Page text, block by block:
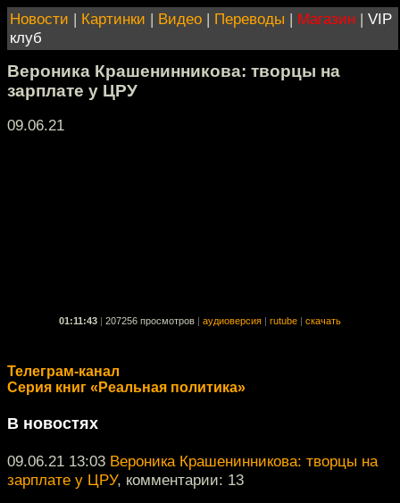
Новости | Картинки | Видео | Переводы | Магазин | VIP
клуб
Вероника Крашенинникова: творцы на
зарплате у ЦРУ
09.06.21
01:11:43 207256 просмотров аудиоверсия rutube скачать
Телеграм-канал
Cерия книг «Реальная политика»
В новостях
09.06.21 13:03 Вероника Крашенинникова: творцы на
зарплате у ЦРУ, комментарии: 13